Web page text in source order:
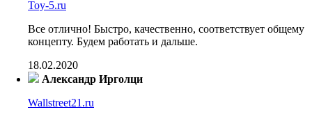
Toy-5.ru
Все отлично! Быстро, качественно, соответствует общему
концепту. Будем работать и дальше.
18.02.2020
Александр Ирголци
Wallstreet21.ru